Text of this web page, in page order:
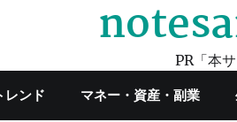
PR「本
レンド マネー・資産・副業